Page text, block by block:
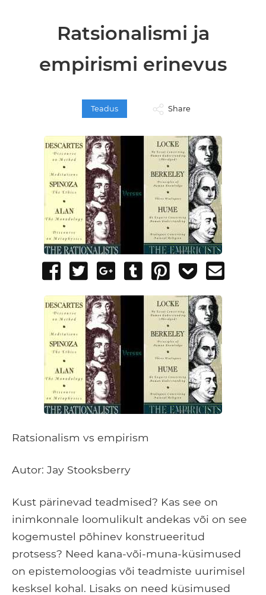
Ratsionalismi ja
empirismi erinevus
Teadus Share
Share
Facebook
Tweet
Share
Google+
Post
Tumblr
Pin
Add
Pocket
Ratsionalism vs empirism
Autor: Jay Stooksberry
Kust pärinevad teadmised? Kas see on
inimkonnale loomulikult andekas või on see
kogemustel põhinev konstrueeritud
protsess? Need kana-või-muna-küsimused
on epistemoloogias või teadmiste uurimisel
kesksel kohal. Lisaks on need küsimused